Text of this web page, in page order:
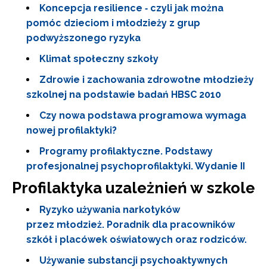
Koncepcja resilience ‑ czyli jak można
pomóc dzieciom i młodzieży z grup
podwyższonego ryzyka
Klimat społeczny szkoły
Zdrowie i zachowania zdrowotne młodzieży
szkolnej na podstawie badań HBSC 2010
Czy nowa podstawa programowa wymaga
nowej profilaktyki?
Programy profilaktyczne. Podstawy
profesjonalnej psychoprofilaktyki. Wydanie II
Profilaktyka uzależnień w szkole
Ryzyko używania narkotyków
przez młodzież. Poradnik dla pracowników
szkół i placówek oświatowych oraz rodziców.
Używanie substancji psychoaktywnych